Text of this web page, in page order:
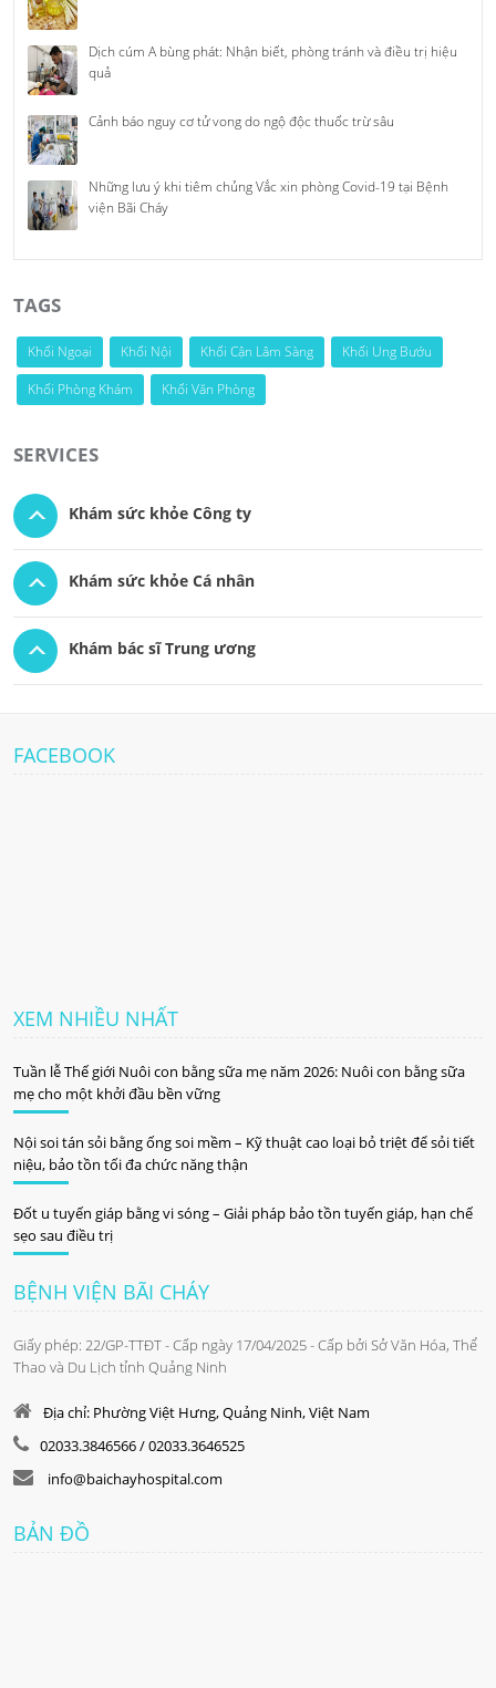
Dịch cúm A bùng phát: Nhận biết, phòng tránh và điều trị hiệu
quả
Cảnh báo nguy cơ tử vong do ngộ độc thuốc trừ sâu
Những lưu ý khi tiêm chủng Vắc xin phòng Covid-19 tại Bệnh
viện Bãi Cháy
TAGS
Khối Ngoại Khối Nội Khối Cận Lâm Sàng
Khối Ung Bướu
Khối Phòng Khám
Khối Văn Phòng
SERVICES
Khám sức khỏe Công ty
Khám sức khỏe Cá nhân
Khám bác sĩ Trung ương
FACEBOOK
XEM NHIỀU NHẤT
Tuần lễ Thế giới Nuôi con bằng sữa mẹ năm 2026: Nuôi con bằng sữa
mẹ cho một khởi đầu bền vững
Nội soi tán sỏi bằng ống soi mềm – Kỹ thuật cao loại bỏ triệt để sỏi tiết
niệu, bảo tồn tối đa chức năng thận
Đốt u tuyến giáp bằng vi sóng – Giải pháp bảo tồn tuyến giáp, hạn chế
sẹo sau điều trị
BỆNH VIỆN BÃI CHÁY
Giấy phép: 22/GP-TTĐT - Cấp ngày 17/04/2025 - Cấp bởi Sở Văn Hóa, Thể
Thao và Du Lịch tỉnh Quảng Ninh
Địa chỉ: Phường Việt Hưng, Quảng Ninh, Việt Nam
02033.3846566 / 02033.3646525
info@baichayhospital.com
BẢN ĐỒ